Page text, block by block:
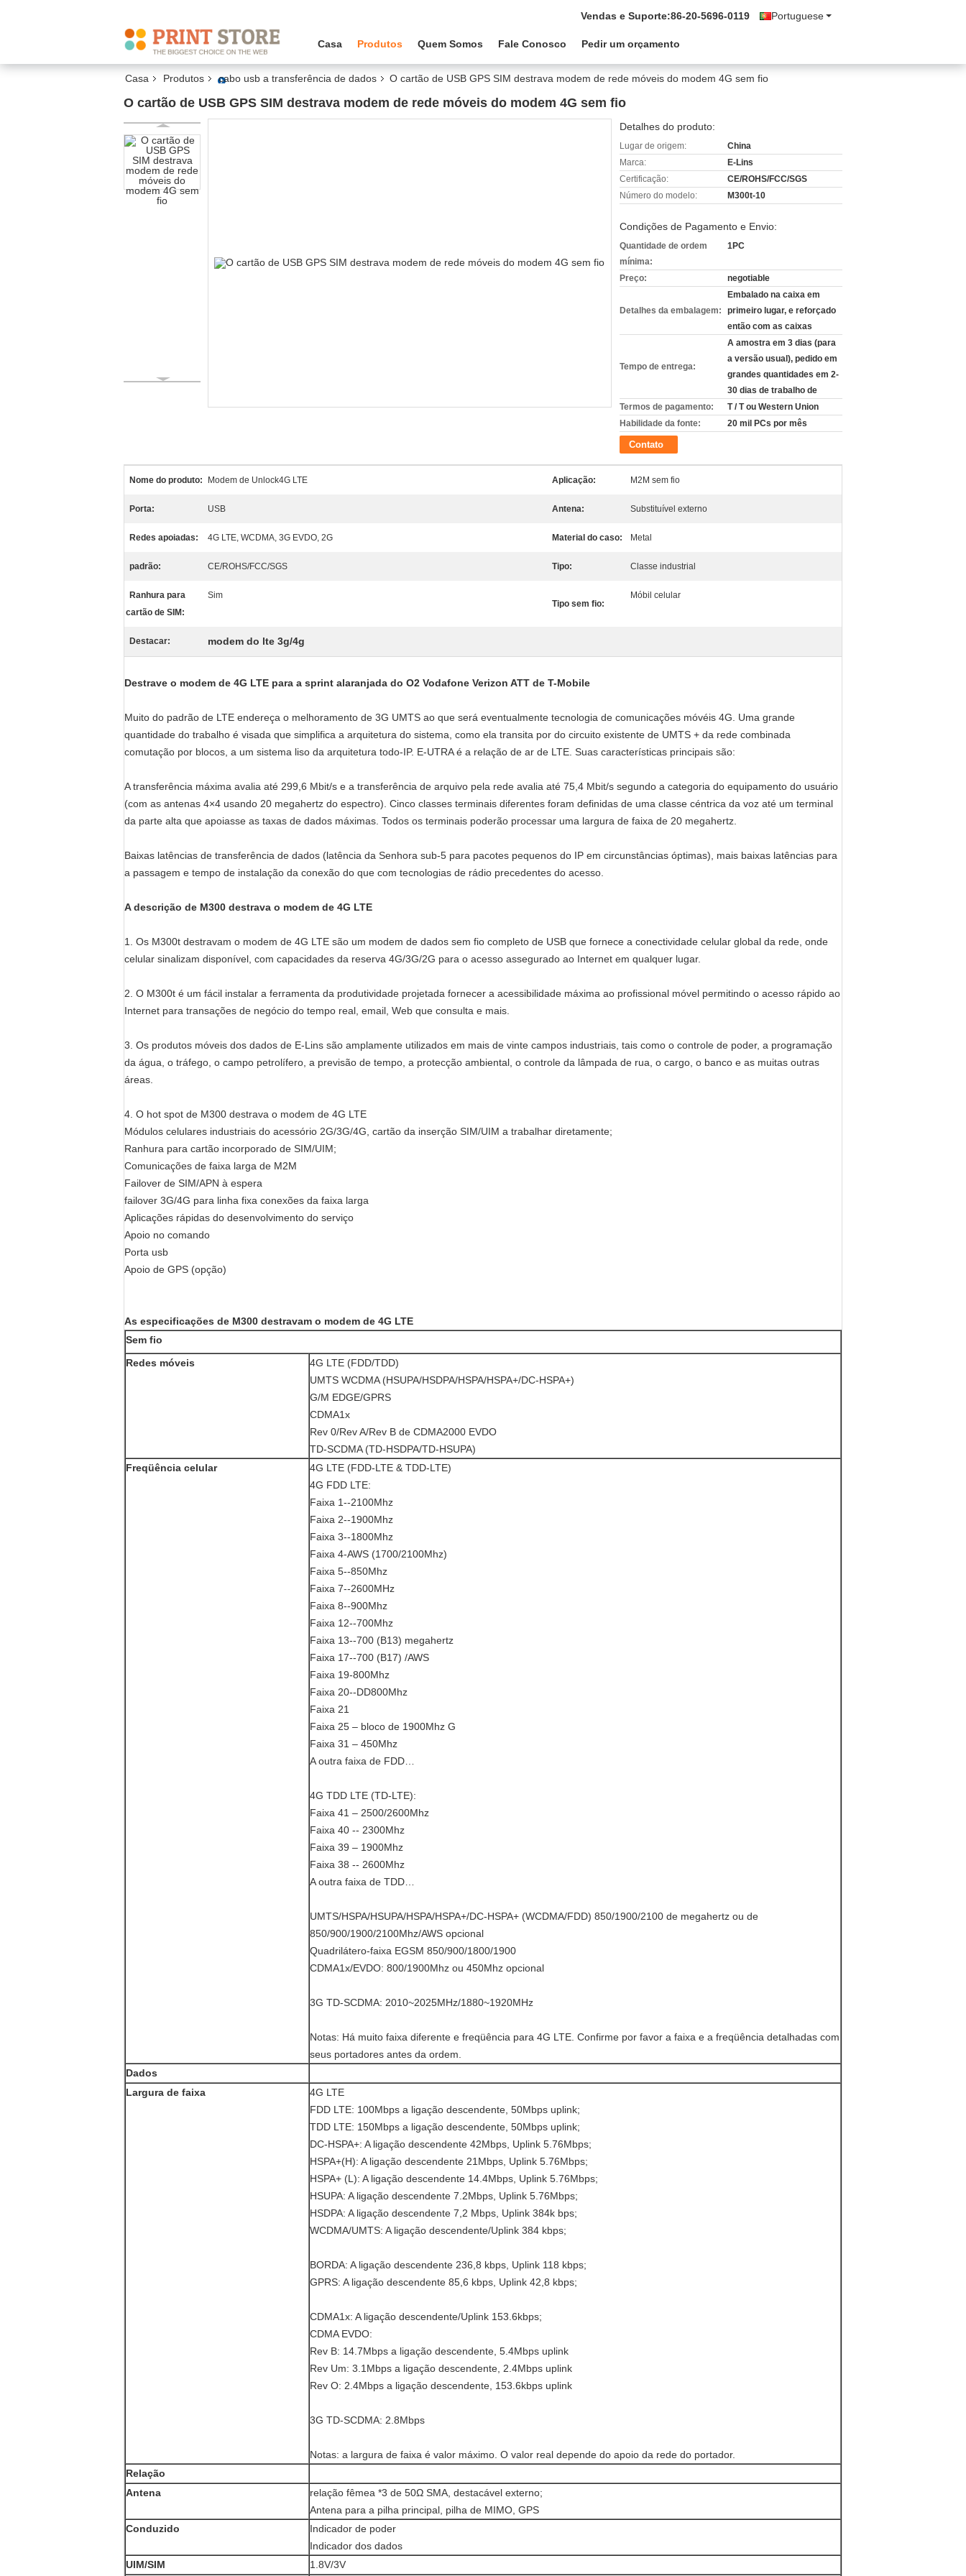
Portuguese
Vendas e Suporte:86-20-5696-0119
Casa Produtos Quem Somos Fale Conosco Pedir um orçamento
Casa Produtos cabo usb a transferência de dados O cartão de USB GPS SIM destrava modem de rede móveis do modem 4G sem fio
O cartão de USB GPS SIM destrava modem de rede móveis do modem 4G sem fio
Detalhes do produto:
Lugar de origem:
China
Marca:
E-Lins
Certificação:
CE/ROHS/FCC/SGS
Número do modelo:
M300t-10
Condições de Pagamento e Envio:
Quantidade de ordem
mínima:
1PC
Preço: negotiable
Detalhes da embalagem:
Embalado na caixa em
primeiro lugar, e reforçado
então com as caixas
Tempo de entrega:
A amostra em 3 dias (para
a versão usual), pedido em
grandes quantidades em 2-
30 dias de trabalho de
Termos de pagamento:
T / T ou Western Union
Habilidade da fonte:
20 mil PCs por mês
Contato
Nome do produto: Modem de Unlock4G LTE Aplicação: M2M sem fio
Porta: USB Antena: Substituível externo
Redes apoiadas: 4G LTE, WCDMA, 3G EVDO, 2G Material do caso: Metal
padrão: CE/ROHS/FCC/SGS Tipo: Classe industrial
Ranhura para
cartão de SIM:
Sim
Tipo sem fio:
Móbil celular
Destacar: modem do lte 3g/4g
Destrave o modem de 4G LTE para a sprint alaranjada do O2 Vodafone Verizon ATT de T-Mobile
Muito do padrão de LTE endereça o melhoramento de 3G UMTS ao que será eventualmente tecnologia de comunicações móvéis 4G. Uma grande
quantidade do trabalho é visada que simplifica a arquitetura do sistema, como ela transita por do circuito existente de UMTS + da rede combinada
comutação por blocos, a um sistema liso da arquitetura todo-IP. E-UTRA é a relação de ar de LTE. Suas características principais são:
A transferência máxima avalia até 299,6 Mbit/s e a transferência de arquivo pela rede avalia até 75,4 Mbit/s segundo a categoria do equipamento do usuário
(com as antenas 4×4 usando 20 megahertz do espectro). Cinco classes terminais diferentes foram definidas de uma classe céntrica da voz até um terminal
da parte alta que apoiasse as taxas de dados máximas. Todos os terminais poderão processar uma largura de faixa de 20 megahertz.
Baixas latências de transferência de dados (latência da Senhora sub-5 para pacotes pequenos do IP em circunstâncias óptimas), mais baixas latências para
a passagem e tempo de instalação da conexão do que com tecnologias de rádio precedentes do acesso.
A descrição de M300 destrava o modem de 4G LTE
1. Os M300t destravam o modem de 4G LTE são um modem de dados sem fio completo de USB que fornece a conectividade celular global da rede, onde
celular sinalizam disponível, com capacidades da reserva 4G/3G/2G para o acesso assegurado ao Internet em qualquer lugar.
2. O M300t é um fácil instalar a ferramenta da produtividade projetada fornecer a acessibilidade máxima ao profissional móvel permitindo o acesso rápido ao
Internet para transações de negócio do tempo real, email, Web que consulta e mais.
3. Os produtos móveis dos dados de E-Lins são amplamente utilizados em mais de vinte campos industriais, tais como o controle de poder, a programação
da água, o tráfego, o campo petrolífero, a previsão de tempo, a protecção ambiental, o controle da lâmpada de rua, o cargo, o banco e as muitas outras
áreas.
4. O hot spot de M300 destrava o modem de 4G LTE
Módulos celulares industriais do acessório 2G/3G/4G, cartão da inserção SIM/UIM a trabalhar diretamente;
Ranhura para cartão incorporado de SIM/UIM;
Comunicações de faixa larga de M2M
Failover de SIM/APN à espera
failover 3G/4G para linha fixa conexões da faixa larga
Aplicações rápidas do desenvolvimento do serviço
Apoio no comando
Porta usb
Apoio de GPS (opção)
As especificações de M300 destravam o modem de 4G LTE
Sem fio
Redes móveis
4G LTE (FDD/TDD)
UMTS WCDMA (HSUPA/HSDPA/HSPA/HSPA+/DC-HSPA+)
G/M EDGE/GPRS
CDMA1x
Rev 0/Rev A/Rev B de CDMA2000 EVDO
TD-SCDMA (TD-HSDPA/TD-HSUPA)
Freqüência celular
4G LTE (FDD-LTE & TDD-LTE)
4G FDD LTE:
Faixa 1--2100Mhz
Faixa 2--1900Mhz
Faixa 3--1800Mhz
Faixa 4-AWS (1700/2100Mhz)
Faixa 5--850Mhz
Faixa 7--2600MHz
Faixa 8--900Mhz
Faixa 12--700Mhz
Faixa 13--700 (B13) megahertz
Faixa 17--700 (B17) /AWS
Faixa 19-800Mhz
Faixa 20--DD800Mhz
Faixa 21
Faixa 25 – bloco de 1900Mhz G
Faixa 31 – 450Mhz
A outra faixa de FDD…
4G TDD LTE (TD-LTE):
Faixa 41 – 2500/2600Mhz
Faixa 40 -- 2300Mhz
Faixa 39 – 1900Mhz
Faixa 38 -- 2600Mhz
A outra faixa de TDD…
UMTS/HSPA/HSUPA/HSPA/HSPA+/DC-HSPA+ (WCDMA/FDD) 850/1900/2100 de megahertz ou de
850/900/1900/2100Mhz/AWS opcional
Quadrilátero-faixa EGSM 850/900/1800/1900
CDMA1x/EVDO: 800/1900Mhz ou 450Mhz opcional
3G TD-SCDMA: 2010~2025MHz/1880~1920MHz
Notas: Há muito faixa diferente e freqüência para 4G LTE. Confirme por favor a faixa e a freqüência detalhadas com
seus portadores antes da ordem.
Dados
Largura de faixa
4G LTE
FDD LTE: 100Mbps a ligação descendente, 50Mbps uplink;
TDD LTE: 150Mbps a ligação descendente, 50Mbps uplink;
DC-HSPA+: A ligação descendente 42Mbps, Uplink 5.76Mbps;
HSPA+(H): A ligação descendente 21Mbps, Uplink 5.76Mbps;
HSPA+ (L): A ligação descendente 14.4Mbps, Uplink 5.76Mbps;
HSUPA: A ligação descendente 7.2Mbps, Uplink 5.76Mbps;
HSDPA: A ligação descendente 7,2 Mbps, Uplink 384k bps;
WCDMA/UMTS: A ligação descendente/Uplink 384 kbps;
BORDA: A ligação descendente 236,8 kbps, Uplink 118 kbps;
GPRS: A ligação descendente 85,6 kbps, Uplink 42,8 kbps;
CDMA1x: A ligação descendente/Uplink 153.6kbps;
CDMA EVDO:
Rev B: 14.7Mbps a ligação descendente, 5.4Mbps uplink
Rev Um: 3.1Mbps a ligação descendente, 2.4Mbps uplink
Rev O: 2.4Mbps a ligação descendente, 153.6kbps uplink
3G TD-SCDMA: 2.8Mbps
Notas: a largura de faixa é valor máximo. O valor real depende do apoio da rede do portador.
Relação
Antena
relação fêmea *3 de 50Ω SMA, destacável externo;
Antena para a pilha principal, pilha de MIMO, GPS
Conduzido
Indicador de poder
Indicador dos dados
UIM/SIM
1.8V/3V